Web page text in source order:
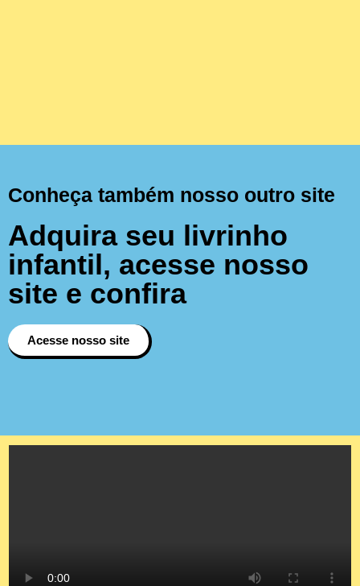
Conheça também nosso outro site
Adquira seu livrinho
infantil, acesse nosso
site e confira
Acesse nosso site